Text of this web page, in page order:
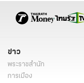
ข่าว
พระราชสำนัก
การเมือง